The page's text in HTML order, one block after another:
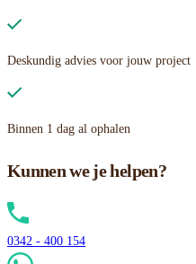
Deskundig advies voor jouw project
Binnen 1 dag al ophalen
Kunnen we je helpen?
0342 - 400 154